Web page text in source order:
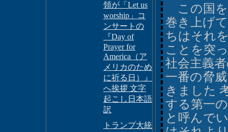
領が「Let us
worship」コ
ンサートの
『Day of
Prayer for
America（ア
メリカのため
に祈る日）』
へ挨拶 文字
起こし日本語
訳
トランプ大統
この国を
巻き上げ
ちはそれ
ことを突
社会主義
一番の脅
きました
する第一
と呼んで